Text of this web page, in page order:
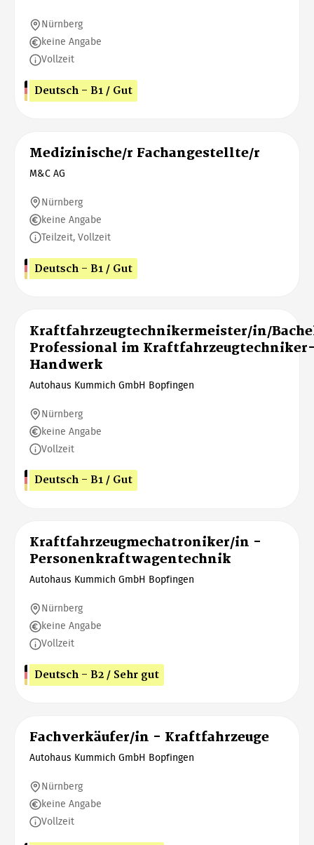
Nürnberg
keine Angabe
Vollzeit
Deutsch - B1 / Gut
Medizinische/r Fachangestellte/r
M&C AG
Nürnberg
keine Angabe
Teilzeit, Vollzeit
Deutsch - B1 / Gut
Kraftfahrzeugtechnikermeister/in/
Professional im
Handwerk
Autohaus Kummich GmbH Bopfingen
Nürnberg
keine Angabe
Vollzeit
Deutsch - B1 / Gut
Kraftfahrzeugmechatroniker/in -
Personenkraftwagentechnik
Autohaus Kummich GmbH Bopfingen
Nürnberg
keine Angabe
Vollzeit
Deutsch - B2 / Sehr gut
Fachverkäufer/in - Kraftfahrzeuge
Autohaus Kummich GmbH Bopfingen
Nürnberg
keine Angabe
Vollzeit